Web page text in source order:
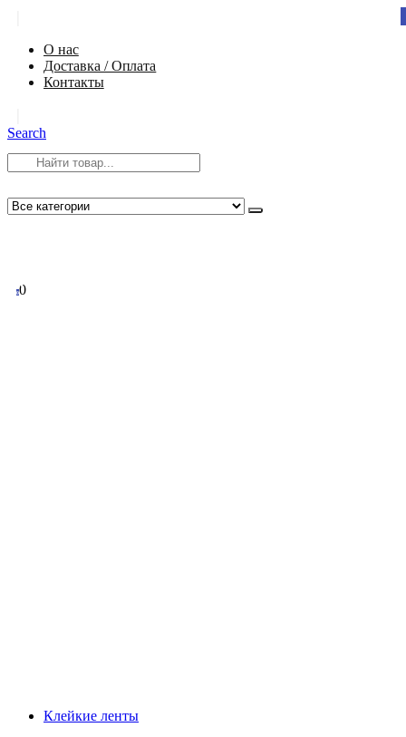
О нас
Доставка / Оплата
Контакты
Search
00
Клейкие ленты